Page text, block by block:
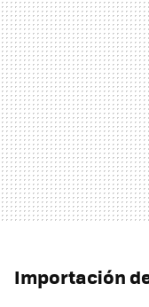
Importación